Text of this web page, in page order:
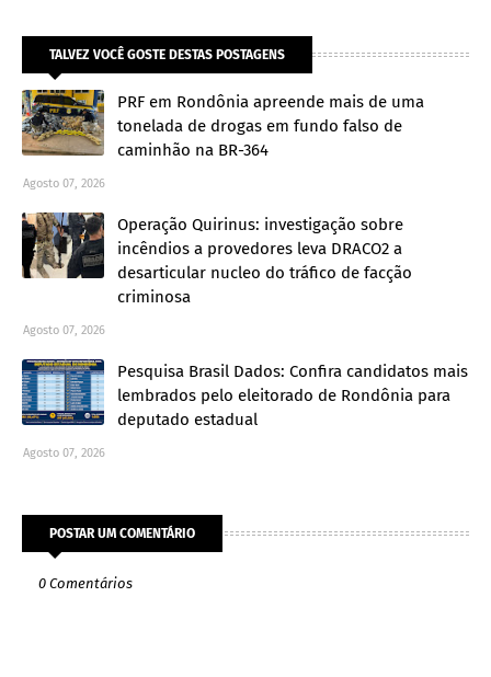
TALVEZ VOCÊ GOSTE DESTAS POSTAGENS
PRF em Rondônia apreende mais de uma
tonelada de drogas em fundo falso de
caminhão na BR-364
Agosto 07, 2026
Operação Quirinus: investigação sobre
incêndios a provedores leva DRACO2 a
desarticular nucleo do tráfico de facção
criminosa
Agosto 07, 2026
Pesquisa Brasil Dados: Confira candidatos mais
lembrados pelo eleitorado de Rondônia para
deputado estadual
Agosto 07, 2026
POSTAR UM COMENTÁRIO
0 Comentários